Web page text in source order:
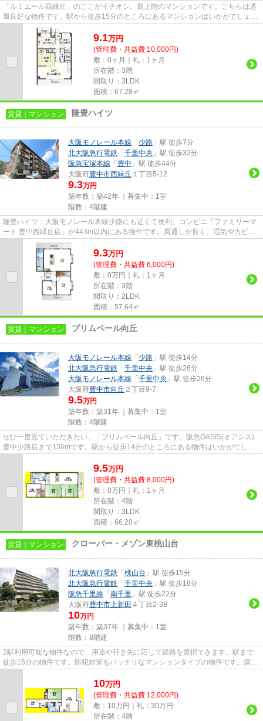
「ルミエール西緑丘」のここがイチオシ。最上階のマンションです。こちらは通
風良好な物件です。駅から徒歩15分のところにあるマンションはいかがでしょう
か。豊中市エリアにある賃貸...
9.1万円
(管理費・共益費 10,000円)
敷：0ヶ月｜礼：1ヶ月
所在階：3階
間取り：3LDK
面積：67.28㎡
賃貸｜マンション 隆豊ハイツ
大阪モノレール本線 「 少路 」駅 徒歩7分
北大阪急行電鉄 「 千里中央 」駅 徒歩32分
阪急宝塚本線 「 豊中 」駅 徒歩44分
大阪府豊中市西緑丘 １丁目5-12
9.3万円
築年数：築42年 ｜募集中： 1室
階数：4階建
隆豊ハイツ：大阪モノレール本線少路にも近くて便利。コンビニ「ファミリーマ
ート 豊中西緑丘店」が443m以内にある物件です。風通しが良く、湿気やカビの
心配が少ない物件です。通勤や...
9.3万円
(管理費・共益費 6,000円)
敷：0万円｜礼：1ヶ月
所在階：3階
間取り：2LDK
面積：57.64㎡
賃貸｜マンション プリムベール向丘
大阪モノレール本線 「 少路 」駅 徒歩14分
北大阪急行電鉄 「 千里中央 」駅 徒歩26分
大阪モノレール本線 「 千里中央 」駅 徒歩26分
大阪府豊中市向丘 ２丁目9-7
9.5万円
築年数：築31年 ｜募集中： 1室
階数：4階建
ぜひ一度見ていただきたい、「プリムベール向丘」です。阪急OASIS(オアシス)
豊中少路店まで136mです。駅から徒歩14分のところにある物件はいかがでしょ
9.5万円
(管理費・共益費 8,000円)
敷：0万円｜礼：1ヶ月
所在階：4階
間取り：3LDK
面積：66.20㎡
賃貸｜マンション クローバー・メゾン東桃山台
北大阪急行電鉄 「 桃山台 」駅 徒歩15分
北大阪急行電鉄 「 千里中央 」駅 徒歩18分
阪急千里線 「 南千里 」駅 徒歩22分
大阪府豊中市上新田 ４丁目2-38
10万円
築年数：築37年 ｜募集中： 1室
階数：8階建
2駅利用可能な物件なので、用途や行き先に応じて経路を選択できます。駅まで
徒歩15分の物件です。防犯対策もバッチリなマンションタイプの物件です。病気
10万円
(管理費・共益費 12,000円)
敷：10万円｜礼：30万円
所在階：4階